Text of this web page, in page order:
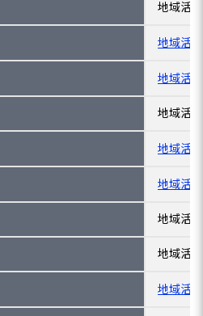
地域活
地域活
地域活
地域活
地域活
地域活
地域活
地域活
地域活